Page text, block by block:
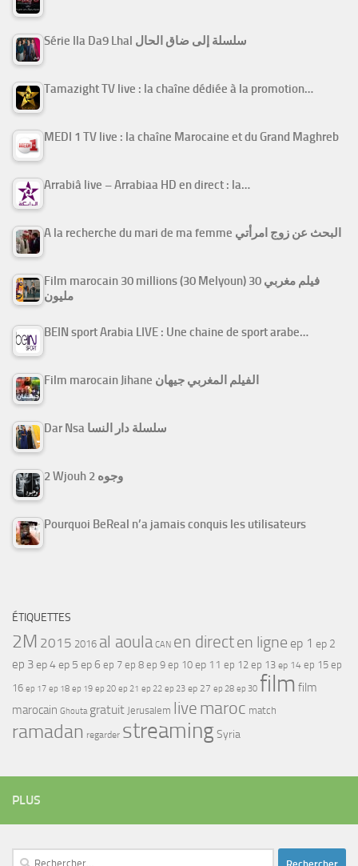
Série Ila Da9 Lhal سلسلة إلى ضاق الحال
Tamazight TV live : la chaîne dédiée à la promotion…
MEDI 1 TV live : la chaîne Marocaine et du Grand Maghreb
Arrabiâ live – Arrabiaa HD en direct : la…
A la recherche du mari de ma femme البحث عن زوج امرأتي
Film marocain 30 millions (30 Melyoun) فيلم مغربي 30
مليون
BEIN sport Arabia LIVE : Une chaine de sport arabe…
Film marocain Jihane الفيلم المغربي جيهان
Dar Nsa سلسلة دار النسا
2 Wjouh 2 وجوه
Pourquoi BeReal n’a jamais conquis les utilisateurs
ÉTIQUETTES
2M 2015 2016 al aoula CAN en directen ligne ep 1 ep 2
ep 3ep 4ep 5 ep 6 ep 7 ep 8 ep 9 ep 10 ep 11 ep 12 ep 13 ep 14 ep 15 ep
16 ep 17 ep 18 ep 19 ep 20 ep 21 ep 22 ep 23 ep 27 ep 28 ep 30 film film
marocain Ghouta gratuit Jerusalem live maroc match
ramadan regarder streamingSyria
PLUS
Rechercher :